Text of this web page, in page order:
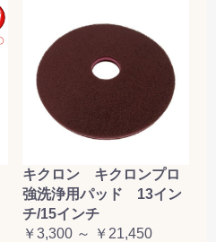
キクロン キクロンプロ
強洗浄用パッド 13イン
チ/15インチ
￥3,300 ～ ￥21,450